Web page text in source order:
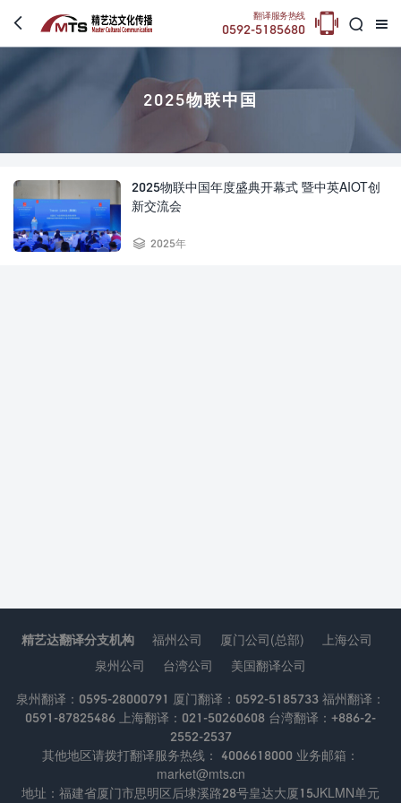
 

翻译服务热线
0592-5185680 
2025物联中国
2025物联中国年度盛典开幕式 暨中英AIOT创
新交流会
 2025年
精艺达翻译分支机构 福州公司 厦门公司(总部)
上海公司
泉州公司
台湾公司 美国翻译公司
泉州翻译：0595-28000791 厦门翻译：0592-5185733 福州翻译：
0591-87825486 上海翻译：021-50260608 台湾翻译：+886-2-
2552-2537
其他地区请拨打翻译服务热线： 4006618000 业务邮箱：
market@mts.cn
地址：福建省厦门市思明区后埭溪路28号皇达大厦15JKLMN单元